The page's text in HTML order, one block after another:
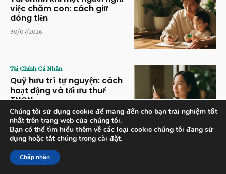
việc chăm con: cách giữ
dòng tiền
30/07/2026
Tài Chính Cá Nhân
Quỹ hưu trí tự nguyện: cách
hoạt động và tối ưu thuế
TNCN
28/07/2026
© An Toàn Tài Chính. Mọi quyền được bảo lưu.
Chúng tôi sử dụng cookie để mang đến cho bạn trải nghiệm tốt
nhất trên trang web của chúng tôi.
Bạn có thể tìm hiểu thêm về các loại cookie chúng tôi đang sử
dụng hoặc tắt chúng trong cài đặt.
Chấp nhận